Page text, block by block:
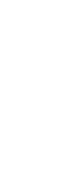
погрузчиков